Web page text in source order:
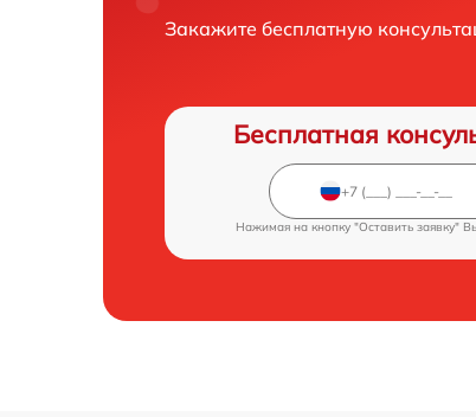
Закажите бесплатную
Бесплатная
Нажимая на кнопку "Оставить заявку"